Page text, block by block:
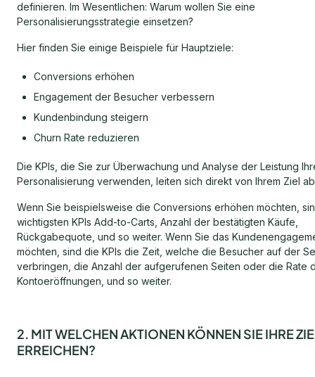
definieren. Im Wesentlichen: Warum wollen Sie eine
Personalisierungsstrategie einsetzen?
Hier finden Sie einige Beispiele für Hauptziele:
Conversions erhöhen
Engagement der Besucher verbessern
Kundenbindung steigern
Churn Rate reduzieren
Die KPIs, die Sie zur Überwachung und Analyse der Leistung
Personalisierung verwenden, leiten sich direkt von Ihrem Ziel
Wenn Sie beispielsweise die Conversions erhöhen möchten,
wichtigsten KPIs Add-to-Carts, Anzahl der bestätigten Käufe,
Rückgabequote, und so weiter. Wenn Sie das
möchten, sind die KPIs die Zeit, welche die Besucher auf der
verbringen, die Anzahl der aufgerufenen Seiten oder die Rate
Kontoeröffnungen, und so weiter.
2. MIT WELCHEN AKTIONEN KÖNNEN SIE IHRE
ERREICHEN?